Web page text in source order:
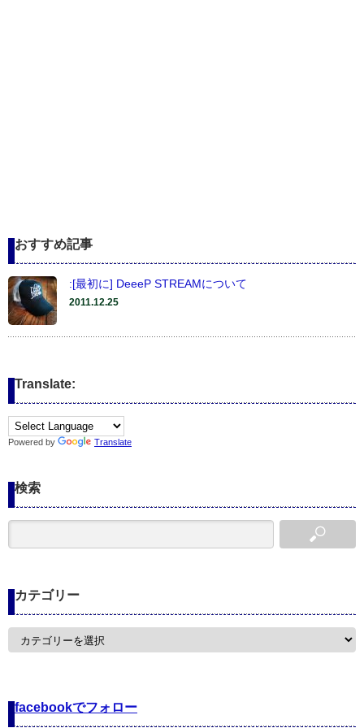
おすすめ記事
:[最初に] DeeeP STREAMについて
2011.12.25
Translate:
Powered by Translate
検索
カテゴリー
カ
facebookでフォロー